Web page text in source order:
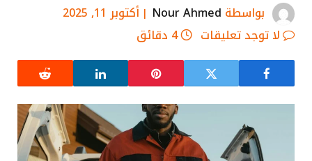
بواسطة Nour Ahmed
أكتوبر 11, 2025
لا توجد تعليقات
4 دقائق